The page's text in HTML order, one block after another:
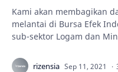
Kami akan membagikan
melantai di Bursa Efek
sub-sektor Logam dan